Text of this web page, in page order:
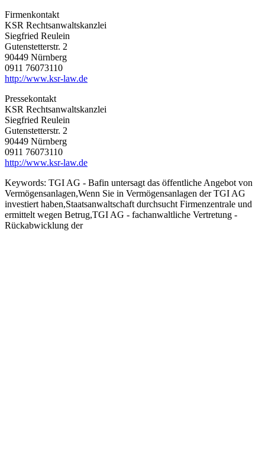
Firmenkontakt
KSR Rechtsanwaltskanzlei
Siegfried Reulein
Gutenstetterstr. 2
90449 Nürnberg
0911 76073110
http://www.ksr-law.de
Pressekontakt
KSR Rechtsanwaltskanzlei
Siegfried Reulein
Gutenstetterstr. 2
90449 Nürnberg
0911 76073110
http://www.ksr-law.de
Keywords: TGI AG - Bafin untersagt das öffentliche Angebot von
Vermögensanlagen,Wenn Sie in Vermögensanlagen der TGI AG
investiert haben,Staatsanwaltschaft durchsucht Firmenzentrale und
ermittelt wegen Betrug,TGI AG - fachanwaltliche Vertretung -
Rückabwicklung der